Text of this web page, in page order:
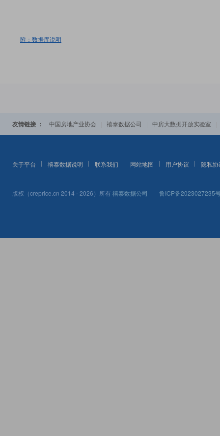
附：数据库说明
友情链接 ： 中国房地产业协会 禧泰数据公司 中房大数据开放实验室
关于平台 禧泰数据说明 联系我们 网站地图 用户协议 隐私协
版权（creprice.cn 2014 - 2026）所有禧泰数据公司 鲁ICP备2023027235